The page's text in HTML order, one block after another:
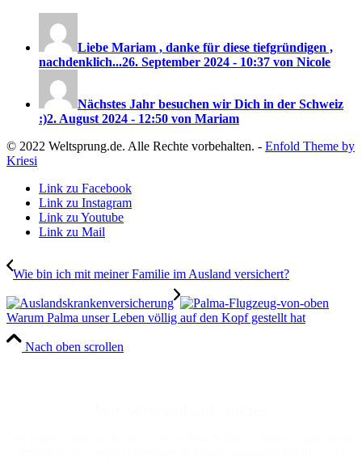
Liebe Mariam , danke für diese tiefgründigen ,
nachdenklich...26. September 2024 - 10:37 von Nicole
Nächstes Jahr besuchen wir Dich in der Schweiz
:)2. August 2024 - 12:50 von Mariam
© 2022 Weltsprung.de. Alle Rechte vorbehalten. - Enfold Theme by
Kriesi
Link zu Facebook
Link zu Instagram
Link zu Youtube
Link zu Mail
Wie bin ich mit meiner Familie im Ausland versichert?
Warum Palma unser Leben völlig auf den Kopf gestellt hat
Nach oben scrollen